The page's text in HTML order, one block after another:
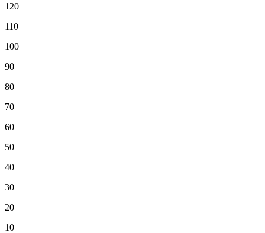
120
110
100
90
80
70
60
50
40
30
20
10